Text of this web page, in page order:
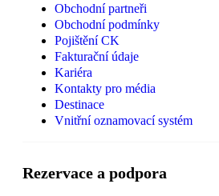
Obchodní partneři
Obchodní podmínky
Pojištění CK
Fakturační údaje
Kariéra
Kontakty pro média
Destinace
Vnitřní oznamovací systém
Rezervace a podpora